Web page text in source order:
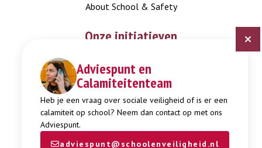
Adviespunt en
Calamiteitenteam
Heb je een vraag over sociale veiligheid of is er een
calamiteit op school? Neem dan contact op met ons
Adviespunt.
adviespunt@schoolenveiligheid.nl
About School & Safety
Onze initiatieven
Digitaal Veiligheidsplan
Expertisepunt Burgerschap
Gendi
Week tegen Pesten